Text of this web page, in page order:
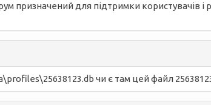
призначений для підтримки користувачів
чи є там цей файл